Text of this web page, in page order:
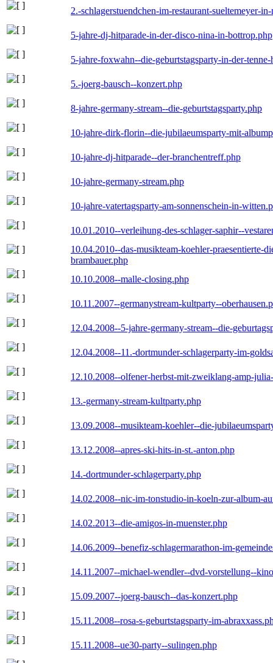
2.-schlagerstuendchen-im-restaurant-sueltemeyer-
5-jahre-dj-hitparade-in-der-disco-nina-in-bottrop.php
5-jahre-foxwahn--die-geburtstagsparty-in-der-tenne-
5.-joerg-bausch--konzert.php
8-jahre-germany-stream--die-geburtstagsparty.php
10-jahre-dirk-florin--die-jubilaeumsparty-mit-
10-jahre-dj-hitparade--der-branchentreff.php
10-jahre-germany-stream.php
10-jahre-vatertagsparty-am-sonnenschein-in-
10.01.2010--verleihung-des-schlager-saphir--
10.04.2010--das-musikteam-koehler-praesentierte-
brambauer.php
10.10.2008--malle-closing.php
10.11.2007--germanystream-kultparty--
12.04.2008--5-jahre-germany-stream--die-
12.04.2008--11.-dortmunder-schlagerparty-im-
12.10.2008--olfener-herbst-mit-zweiklang-amp-
13.-germany-stream-kultparty.php
13.09.2008--musikteam-koehler--die-
13.12.2008--apres-ski-hits-in-st.-anton.php
14.-dortmunder-schlagerparty.php
14.02.2008--nic-im-tonstudio-in-koeln-zur-album-
14.02.2013--die-amigos-in-muenster.php
14.06.2009--benefiz-schlagermarathon-im-
14.11.2007--michael-wendler--dvd-vorstellung--
15.09.2007--joerg-bausch--das-konzert.php
15.11.2008--rosa-s-geburtstagsparty-im-
15.11.2008--ue30-party--sulingen.php